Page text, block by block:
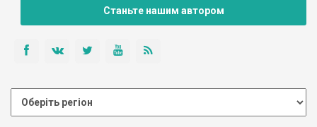
Станьте нашим автором